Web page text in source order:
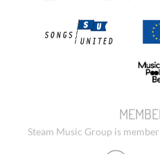
Steam Music Group is